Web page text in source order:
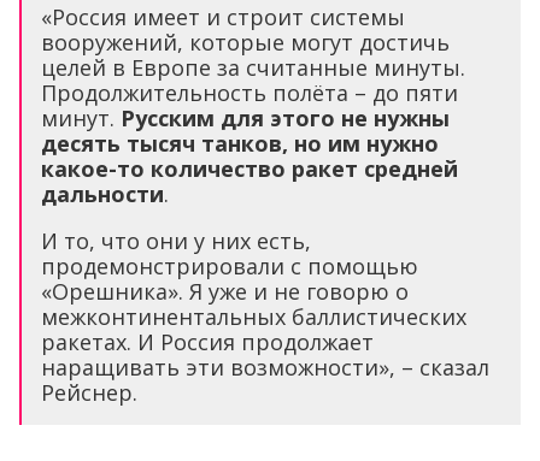
«Россия имеет и строит системы
вооружений, которые могут достичь
целей в Европе за считанные минуты.
Продолжительность полёта – до пяти
минут. Русским для этого не нужны
десять тысяч танков, но им нужно
какое-то количество ракет средней
дальности.
И то, что они у них есть,
продемонстрировали с помощью
«Орешника». Я уже и не говорю о
межконтинентальных баллистических
ракетах. И Россия продолжает
наращивать эти возможности», – сказал
Рейснер.